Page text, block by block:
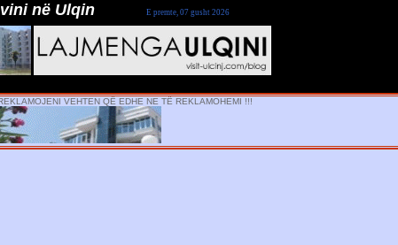
E premte, 07 gusht 2026
VEHTEN QË EDHE NE TË REKLAMOHEMI !!!